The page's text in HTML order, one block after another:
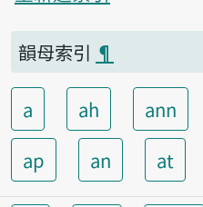
韻母索引 ¶
a ah ann
ap
an at